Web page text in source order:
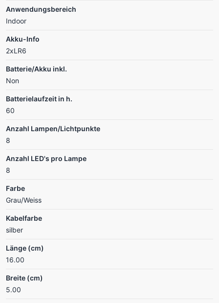
Anwendungsbereich
Indoor
Akku-Info
2xLR6
Batterie/Akku inkl.
Non
Batterielaufzeit in h.
60
Anzahl Lampen/Lichtpunkte
8
Anzahl LED's pro Lampe
8
Farbe
Grau/Weiss
Kabelfarbe
silber
Länge (cm)
16.00
Breite (cm)
5.00